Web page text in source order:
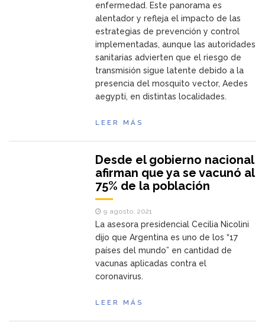
enfermedad. Este panorama es
alentador y refleja el impacto de las
estrategias de prevención y control
implementadas, aunque las autoridades
sanitarias advierten que el riesgo de
transmisión sigue latente debido a la
presencia del mosquito vector, Aedes
aegypti, en distintas localidades.
LEER MÁS
Desde el gobierno nacional
afirman que ya se vacunó al
75% de la población
9 agosto, 2021
La asesora presidencial Cecilia Nicolini
dijo que Argentina es uno de los “17
países del mundo” en cantidad de
vacunas aplicadas contra el
coronavirus.
LEER MÁS